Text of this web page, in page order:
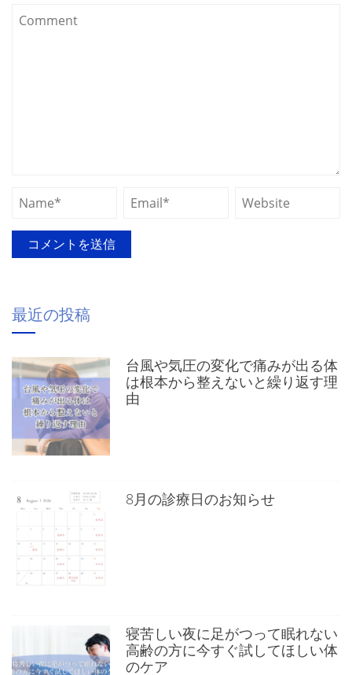
最近の投稿
台風や気圧の変化で痛みが出る体
は根本から整えないと繰り返す理
由
8月の診療日のお知らせ
寝苦しい夜に足がつって眠れない
高齢の方に今すぐ試してほしい体
のケア